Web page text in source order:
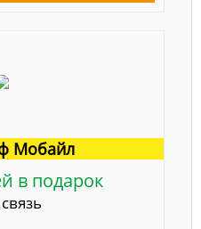
Мобайл
в подарок